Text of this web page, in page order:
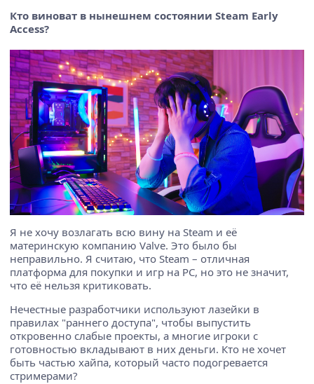
Кто виноват в нынешнем состоянии Steam Early
Access?
Я не хочу возлагать всю вину на Steam и её
материнскую компанию Valve. Это было бы
неправильно. Я считаю, что Steam – отличная
платформа для покупки и игр на PC, но это не значит,
что её нельзя критиковать.
Нечестные разработчики используют лазейки в
правилах "раннего доступа", чтобы выпустить
откровенно слабые проекты, а многие игроки с
готовностью вкладывают в них деньги. Кто не хочет
быть частью хайпа, который часто подогревается
стримерами?